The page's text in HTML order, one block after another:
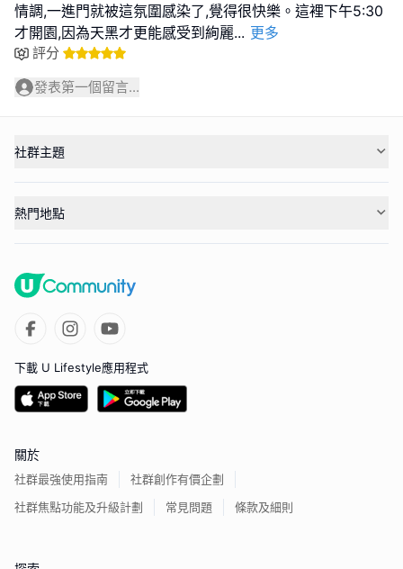
情調,一進門就被這氛圍感染了,覺得很快樂。這裡下午5:30
才開園,因為天黑才更能感受到絢麗... 更多
評分
發表第一個留言...
社群主題
熱門地點
下載 U Lifestyle應用程式
關於
社群最強使用指南
社群創作有價企劃
社群焦點功能及升級計劃
常見問題 條款及細則